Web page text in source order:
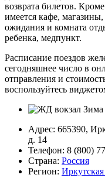
возврата билетов.
имеется кафе,
ожидания и комната
ребенка, медпункт.
Расписание поездов
сегодняшнее число в
отправления и
воспользуйтесь
Адрес: 665390,
д. 14
Телефон: 8 (800)
Страна: Россия
Регион: Иркутская